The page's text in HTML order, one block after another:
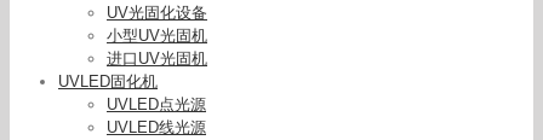
UV光固化设备
小型UV光固机
进口UV光固机
UVLED固化机
UVLED点光源
UVLED线光源